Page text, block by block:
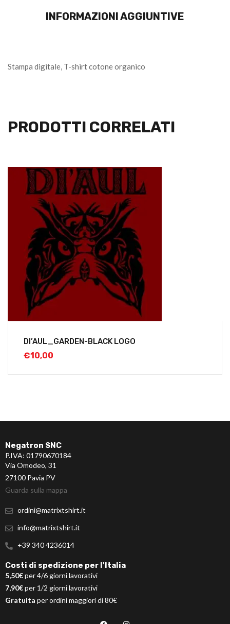
INFORMAZIONI AGGIUNTIVE
Stampa digitale, T-shirt cotone organico
PRODOTTI CORRELATI
DI’AUL_GARDEN-BLACK LOGO
€10,00
Negatron SNC
P.IVA: 01790670184
Via Omodeo, 31
27100 Pavia PV
Guarda sulla mappa
ordini@matrixtshirt.it
info@matrixtshirt.it
+39 340 4236014
Costi di spedizione per l'Italia
5,50€per 4/6 giorni lavorativi
7,90€per 1/2 giorni lavorativi
Gratuita per ordini maggiori di 80€